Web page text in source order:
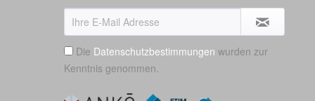
Die Datenschutzbestimmungen wurden zur
Kenntnis genommen.